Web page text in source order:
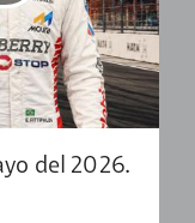
del 2026.